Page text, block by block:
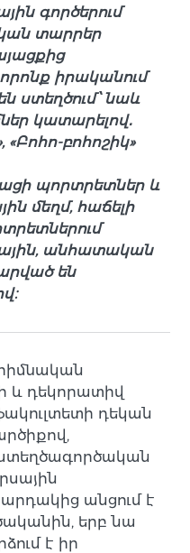
գործերում
տարրեր
իրականում
ստեղծում՝ նաև
կատարելով․
«Բոհո-բոհոշիկ»
պորտրետներ և
մեղմ, հաճելի
անհատական
են
և դեկորատիվ
դեկան
անցում է
երբ նա
է իր